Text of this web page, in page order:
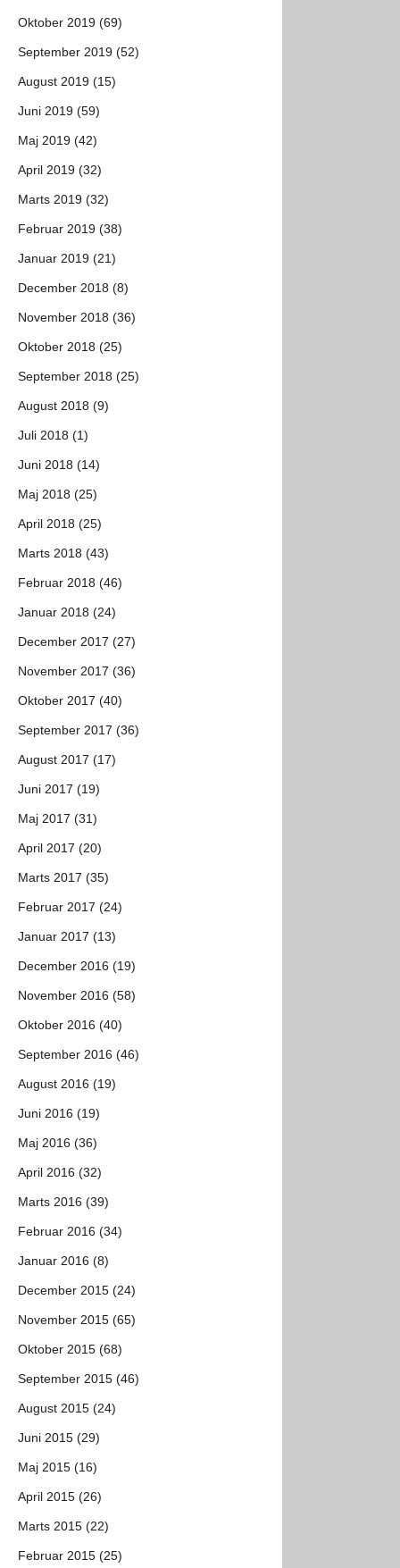
Oktober 2019 (69)
September 2019 (52)
August 2019 (15)
Juni 2019 (59)
Maj 2019 (42)
April 2019 (32)
Marts 2019 (32)
Februar 2019 (38)
Januar 2019 (21)
December 2018 (8)
November 2018 (36)
Oktober 2018 (25)
September 2018 (25)
August 2018 (9)
Juli 2018 (1)
Juni 2018 (14)
Maj 2018 (25)
April 2018 (25)
Marts 2018 (43)
Februar 2018 (46)
Januar 2018 (24)
December 2017 (27)
November 2017 (36)
Oktober 2017 (40)
September 2017 (36)
August 2017 (17)
Juni 2017 (19)
Maj 2017 (31)
April 2017 (20)
Marts 2017 (35)
Februar 2017 (24)
Januar 2017 (13)
December 2016 (19)
November 2016 (58)
Oktober 2016 (40)
September 2016 (46)
August 2016 (19)
Juni 2016 (19)
Maj 2016 (36)
April 2016 (32)
Marts 2016 (39)
Februar 2016 (34)
Januar 2016 (8)
December 2015 (24)
November 2015 (65)
Oktober 2015 (68)
September 2015 (46)
August 2015 (24)
Juni 2015 (29)
Maj 2015 (16)
April 2015 (26)
Marts 2015 (22)
Februar 2015 (25)